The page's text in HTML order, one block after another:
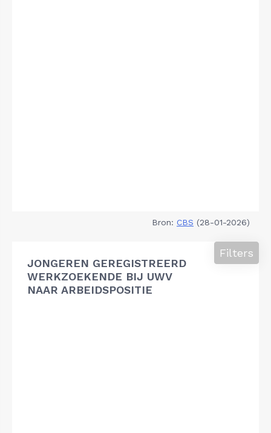
Bron: CBS (28-01-2026)
JONGEREN GEREGISTREERD
WERKZOEKENDE BIJ UWV
NAAR ARBEIDSPOSITIE
Filters